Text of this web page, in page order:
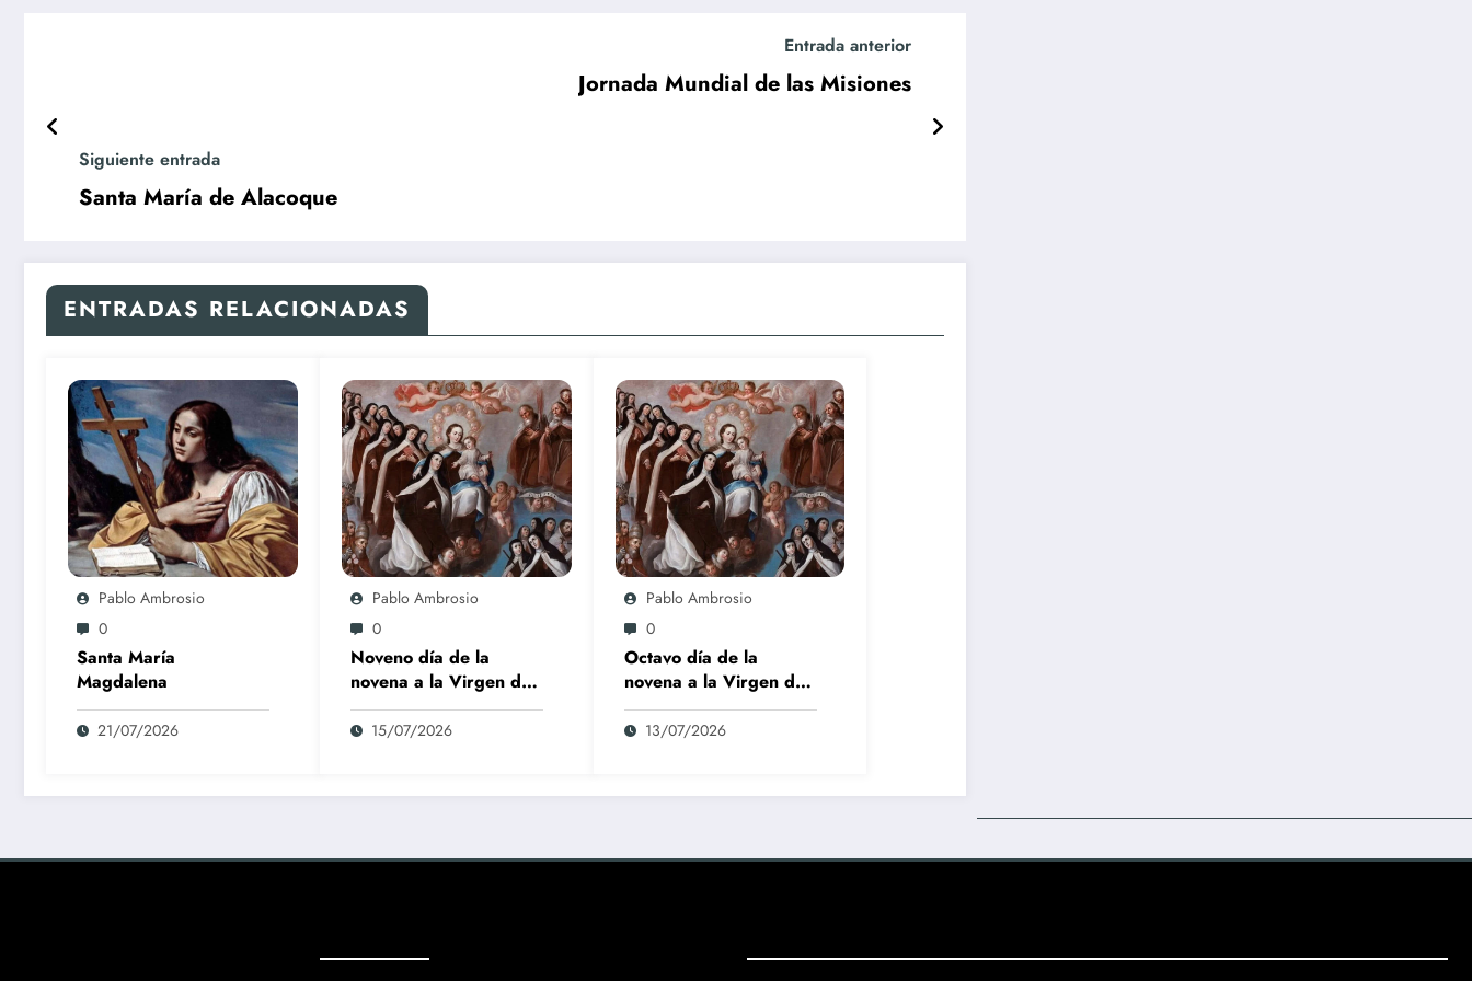
Entrada anterior
Jornada Mundial de las Misiones
Siguiente entrada
Santa María de Alacoque
ENTRADAS RELACIONADAS
Pablo Ambrosio
0
Santa María
Magdalena
21/07/2026
Pablo Ambrosio
0
Noveno día de la
novena a la Virgen del
Carmen
15/07/2026
Pablo Ambrosio
0
Octavo día de la
novena a la Virgen del
Carmen
13/07/2026